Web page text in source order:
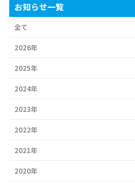
お知らせ一覧
全て
2026年
2025年
2024年
2023年
2022年
2021年
2020年